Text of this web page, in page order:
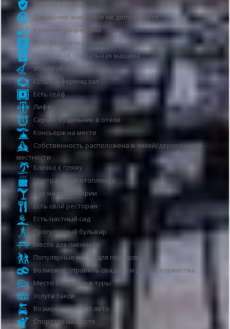
Служба охраны
Домашние животные не допускаются
Курение запрещено
Есть бесплатная парковка
Прачечная, стиральная машина
Услуги уборки на месте
Есть конференц зал
Есть сейф
Лифт
Сервис Будильник в отеле
Консьерж на месте
Собственность расположена в тихой/деревенской
местности
Близко к пляжу
Центральное отопление
Бар на территории
Есть свой ресторан
Есть частный сад
Прогулочный бульвар
Место для пикников
Популярные места для походов
Возможно справить свадьбу и другие торжества
Место отправки в туры
Услуга такси
Возможен прокат авто
Спортзал на месте